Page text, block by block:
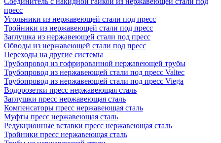
пресс
Угольники из нержавеющей стали под пресс
Тройники из нержавеющей стали под пресс
Заглушка из нержавеющей стали под пресс
Обводы из нержавеющей стали под пресс
Переходы на другие системы
Трубопровод из гофрированной нержавеющей трубы
Трубопровод из нержавеющей стали под пресс Valtec
Трубопровод из нержавеющей стали под пресс Viega
Водорозетки пресс нержавеющая сталь
Заглушки пресс нержавеющая сталь
Компенсаторы пресс нержавеющая сталь
Муфты пресс нержавеющая сталь
Редукционные вставки пресс нержавеющая сталь
Тройники пресс нержавеющая сталь